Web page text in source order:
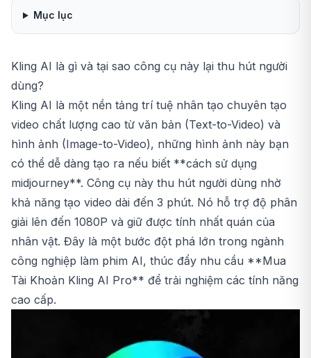
Mục lục
Kling AI là gì và tại sao công cụ này lại thu hút người
dùng?
Kling AI là một nền tảng trí tuệ nhân tạo chuyên tạo
video chất lượng cao từ văn bản (Text-to-Video) và
hình ảnh (Image-to-Video), những hình ảnh này bạn
có thể dễ dàng tạo ra nếu biết **cách sử dụng
midjourney**. Công cụ này thu hút người dùng nhờ
khả năng tạo video dài đến 3 phút. Nó hỗ trợ độ phân
giải lên đến 1080P và giữ được tính nhất quán của
nhân vật. Đây là một bước đột phá lớn trong ngành
công nghiệp làm phim AI, thúc đẩy nhu cầu **Mua
Tài Khoản Kling AI Pro** để trải nghiệm các tính năng
cao cấp.